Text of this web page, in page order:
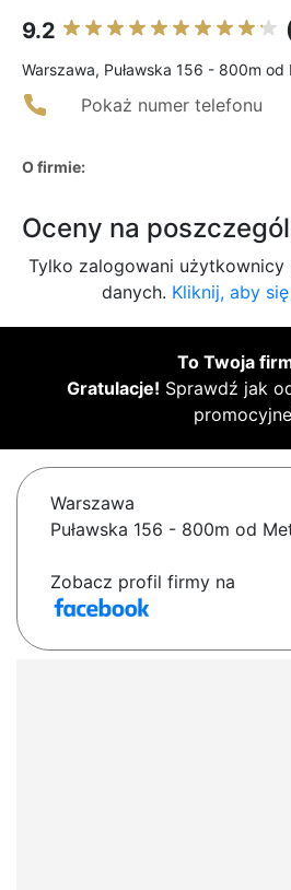
9.2
Warszawa, Puławska 156 - 800m od
Pokaż numer telefonu
O firmie:
Oceny na
Tylko zalogowani
danych. Kliknij, aby
To Twoja
Gratulacje! Sprawdź jak
Warszawa
Puławska 156 - 800m od
Zobacz profil firmy na